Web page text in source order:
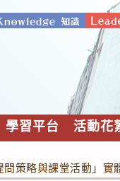
學習平台 活動花
策略與課堂活動」實